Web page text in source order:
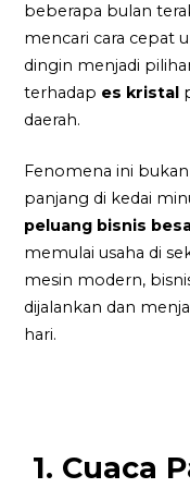
beberapa bulan
mencari cara cepat
dingin menjadi
terhadap es kristal
daerah.
Fenomena ini
panjang di kedai
peluang bisnis
memulai usaha di
mesin modern,
dijalankan dan
hari.
1. Cuaca